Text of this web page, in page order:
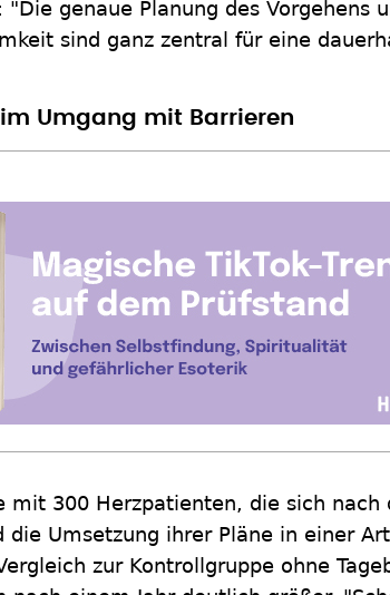
genaue Planung des Vorgehens
sind ganz zentral für eine
Umgang mit Barrieren
mit 300 Herzpatienten, die sich nach
Umsetzung ihrer Pläne in einer Art
zur Kontrollgruppe ohne